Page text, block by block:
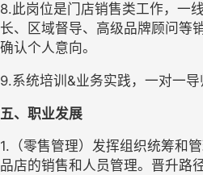
8.此岗位是门店销售类工作，一
长、区域督导、高级品牌顾问等
确认个人意向。
9.系统培训&业务实践，一对一导
五、职业发展
1.（零售管理）发挥组织统筹和
品店的销售和人员管理。 晋升路